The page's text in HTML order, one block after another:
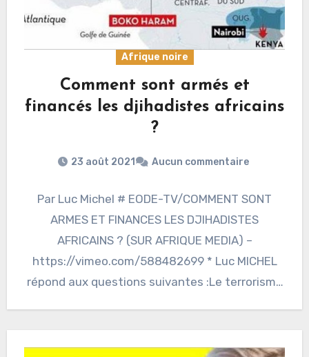
Afrique noire
Comment sont armés et
financés les djihadistes africains
?
23 août 2021 Aucun commentaire
Par Luc Michel # EODE-TV/COMMENT SONT
ARMES ET FINANCES LES DJIHADISTES
AFRICAINS ? (SUR AFRIQUE MEDIA) –
https://vimeo.com/588482699 * Luc MICHEL
répond aux questions suivantes :Le terrorisme